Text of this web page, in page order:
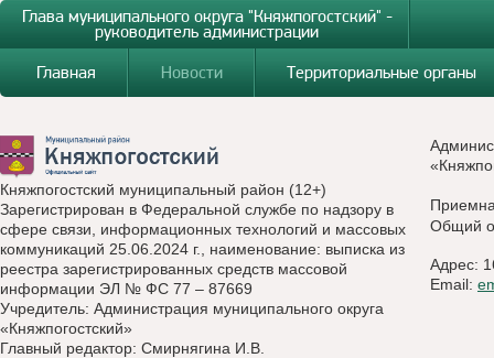
Глава муниципального округа "Княжпогостский" -
руководитель администрации
Главная
Новости Территориальные органы
Княжпогостский муниципальный район (12+)
Зарегистрирован в Федеральной службе по надзору в
сфере связи, информационных технологий и массовых
коммуникаций 25.06.2024 г., наименование: выписка из
реестра зарегистрированных средств массовой
информации ЭЛ № ФС 77 – 87669
Учредитель: Администрация муниципального округа
«Княжпогостский»
Главный редактор: Смирнягина И.В.
Общий
Адрес:
Email: